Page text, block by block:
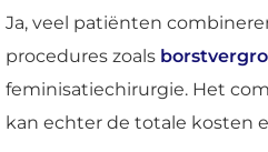
Ja, veel patiënten
procedures zoals
feminisatiechirurgie. Het
kan echter de totale kosten